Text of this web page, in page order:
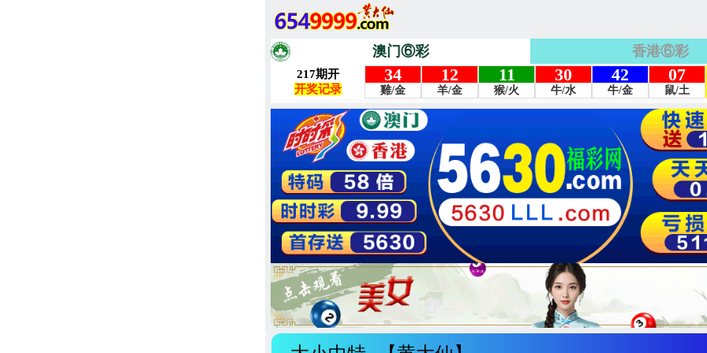
澳门⑥彩 香港⑥彩